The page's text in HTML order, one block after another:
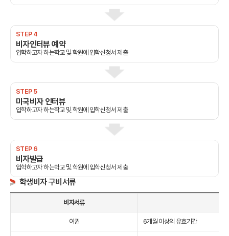
STEP 4
비자인터뷰 예약
입학하고자 하는학교 및 학원에 입학신청서 제출
STEP 5
미국비자 인터뷰
입학하고자 하는학교 및 학원에 입학신청서 제출
STEP 6
비자발급
입학하고자 하는학교 및 학원에 입학신청서 제출
학생비자 구비서류
비자서류
여권 6개월 이상의 유효기간